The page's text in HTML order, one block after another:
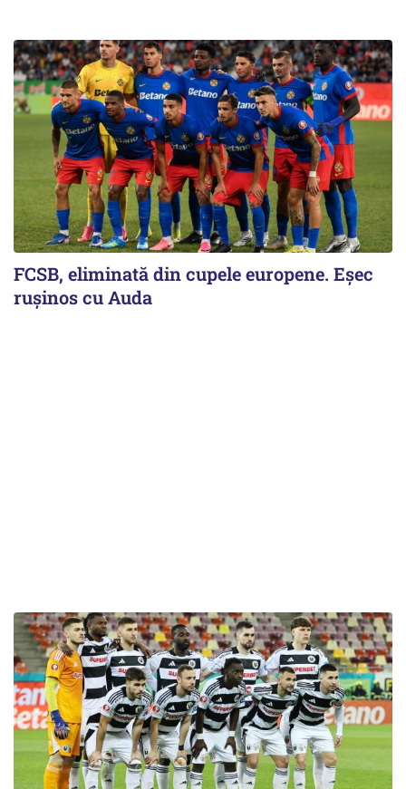
FCSB, eliminată din cupele europene. Eşec
ruşinos cu Auda